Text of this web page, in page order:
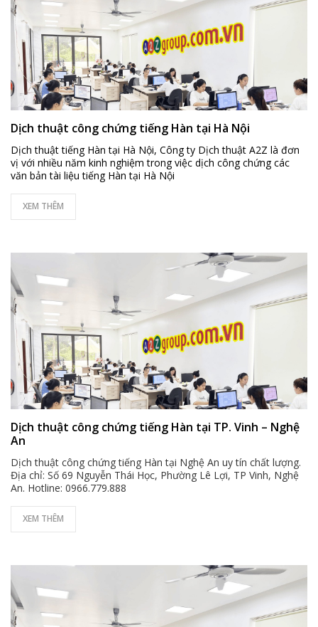
Dịch thuật công chứng tiếng Hàn tại Hà Nội
Dịch thuật tiếng Hàn tại Hà Nội, Công ty Dịch thuật A2Z là đơn
vị với nhiều năm kinh nghiệm trong việc dịch công chứng các
văn bản tài liệu tiếng Hàn tại Hà Nội
XEM THÊM
Dịch thuật công chứng tiếng Hàn tại TP. Vinh – Nghệ
An
Dịch thuật công chứng tiếng Hàn tại Nghệ An uy tín chất lượng.
Địa chỉ: Số 69 Nguyễn Thái Học, Phường Lê Lợi, TP Vinh, Nghệ
An. Hotline: 0966.779.888
XEM THÊM